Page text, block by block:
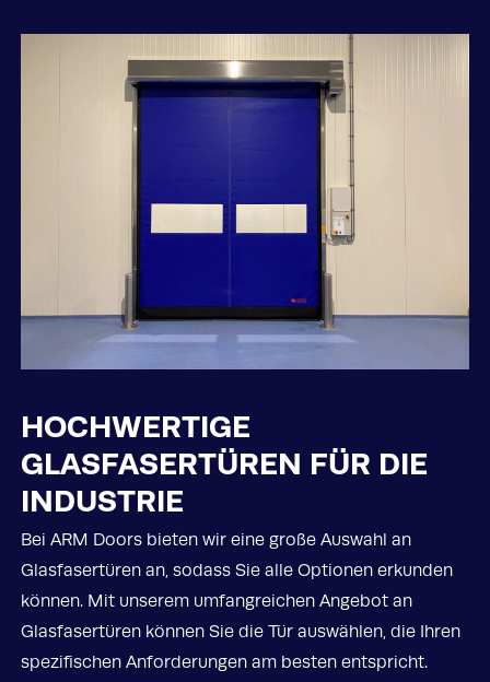
HOCHWERTIGE
GLASFASERTÜREN FÜR DIE
INDUSTRIE
Bei ARM Doors bieten wir eine große Auswahl an
Glasfasertüren an, sodass Sie alle Optionen erkunden
können. Mit unserem umfangreichen Angebot an
Glasfasertüren können Sie die Tür auswählen, die Ihren
spezifischen Anforderungen am besten entspricht.